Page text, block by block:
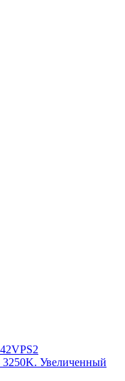
Увеличенный